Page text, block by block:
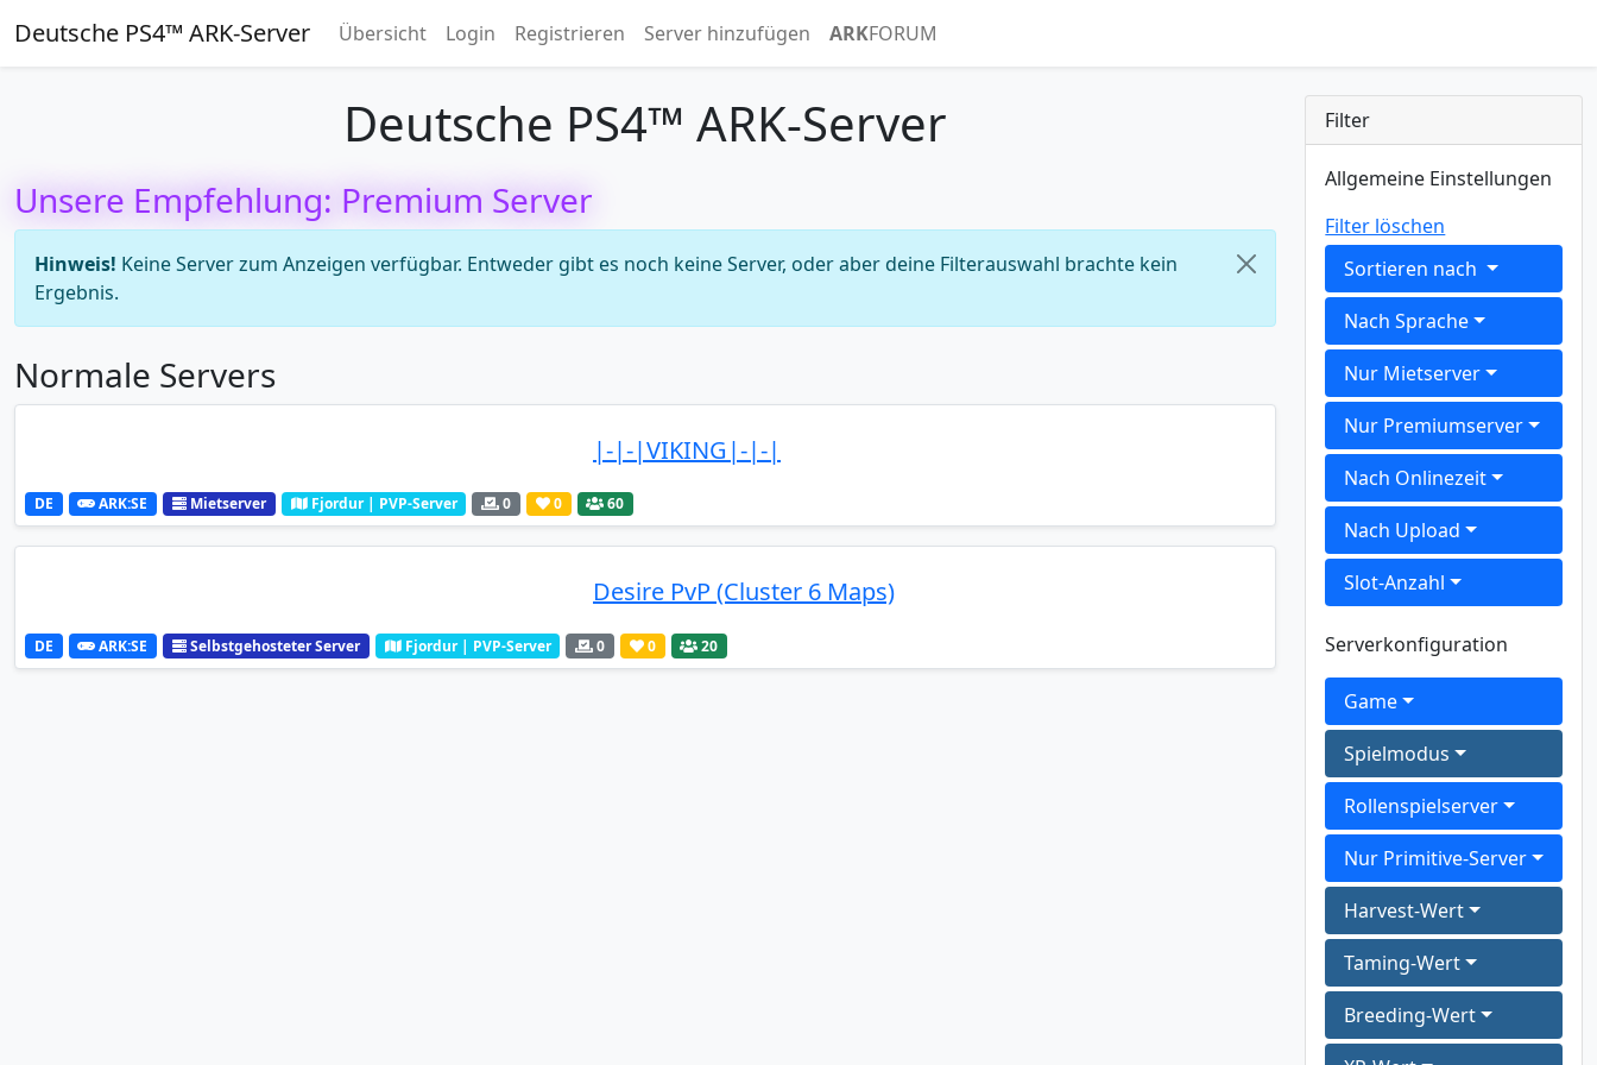
Deutsche PS4™ ARK-Server Übersicht Login Registrieren Server hinzufügen ARKFORUM
Deutsche PS4™ ARK-Server
Unsere Empfehlung: Premium Server
Hinweis! Keine Server zum Anzeigen verfügbar. Entweder gibt es noch keine Server, oder aber deine Filterauswahl brachte kein
Ergebnis.
Normale Servers
|-|-|VIKING|-|-|
DE ARK:SE Mietserver Fjordur | PVP-Server 0 0 60
Desire PvP (Cluster 6 Maps)
DE ARK:SE Selbstgehosteter Server Fjordur | PVP-Server 0 0 20
Filter
Allgemeine Einstellungen
Filter löschen
Sortieren nach
Nach Sprache
Nur Mietserver
Nur Premiumserver
Nach Onlinezeit
Nach Upload
Slot-Anzahl
Serverkonfiguration
Game
Spielmodus
Rollenspielserver
Nur Primitive-Server
Harvest-Wert
Taming-Wert
Breeding-Wert